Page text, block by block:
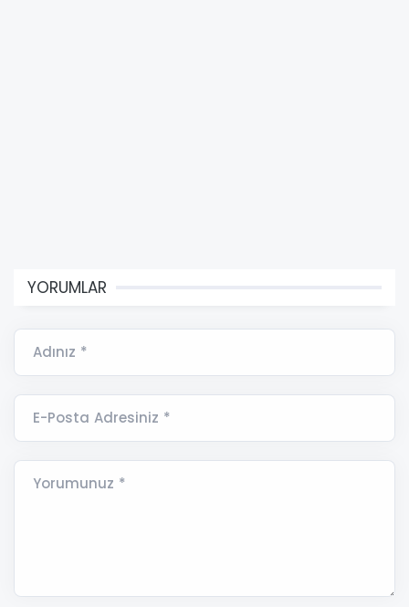
YORUMLAR
Adınız *
E-Posta Adresiniz *
Yorumunuz *